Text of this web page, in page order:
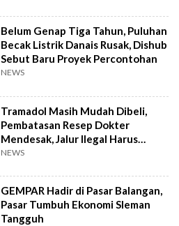
Belum Genap Tiga Tahun, Puluhan
Becak Listrik Danais Rusak, Dishub
Sebut Baru Proyek Percontohan
NEWS
Tramadol Masih Mudah Dibeli,
Pembatasan Resep Dokter
Mendesak, Jalur Ilegal Harus
Distop
NEWS
GEMPAR Hadir di Pasar Balangan,
Pasar Tumbuh Ekonomi Sleman
Tangguh